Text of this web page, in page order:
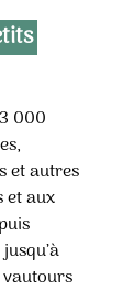
000
et autres
et aux